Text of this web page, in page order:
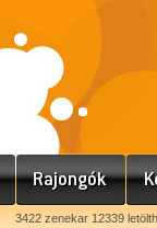
3422 zenekar 12339